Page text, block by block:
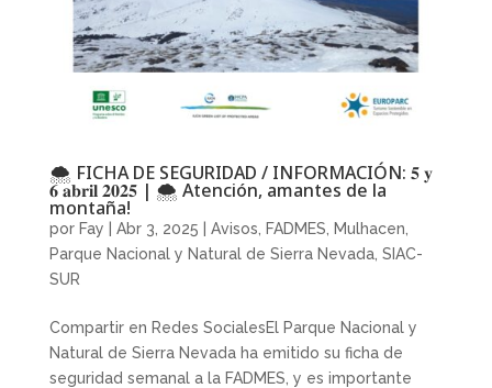
🌨 FICHA DE SEGURIDAD / INFORMACIÓN: 𝟓 𝐲
𝟔 𝐚𝐛𝐫𝐢𝐥 𝟐𝟎𝟐𝟓 | 🌨 Atención, amantes de la
montaña!
por Fay Abr 3, 2025 Avisos FADMES Mulhacen
Parque Nacional y Natural de Sierra Nevada, SIAC-
SUR
Compartir en Redes SocialesEl Parque Nacional y
Natural de Sierra Nevada ha emitido su ficha de
seguridad semanal a la FADMES, y es importante